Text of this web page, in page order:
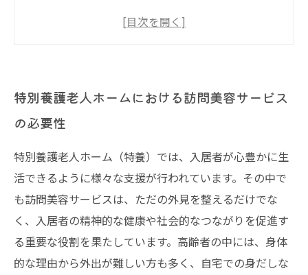
訪問美容の持つ社会的意義
特別養護老人ホームにおける訪問美容サービス
の必要性
特別養護老人ホーム（特養）では、入居者が心豊かに生
活できるように様々な支援が行われています。その中で
も訪問美容サービスは、ただの外見を整えるだけでな
く、入居者の精神的な健康や社会的なつながりを促進す
る重要な役割を果たしています。高齢者の中には、身体
的な理由から外出が難しい方も多く、自宅での身だしな